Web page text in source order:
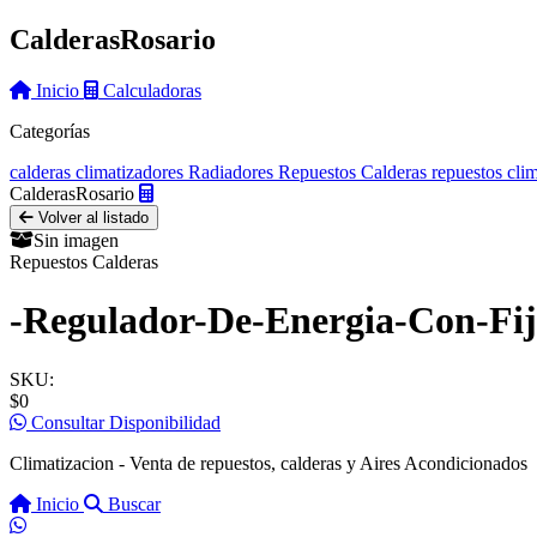
CalderasRosario
Inicio
Calculadoras
Categorías
calderas climatizadores Radiadores Repuestos Calderas repuestos
CalderasRosario
Volver al listado
Sin imagen
Repuestos Calderas
-Regulador-De-Energia-Con-
SKU:
$0
Consultar Disponibilidad
Climatizacion - Venta de repuestos, calderas y Aires Acondicionados
Inicio
Buscar